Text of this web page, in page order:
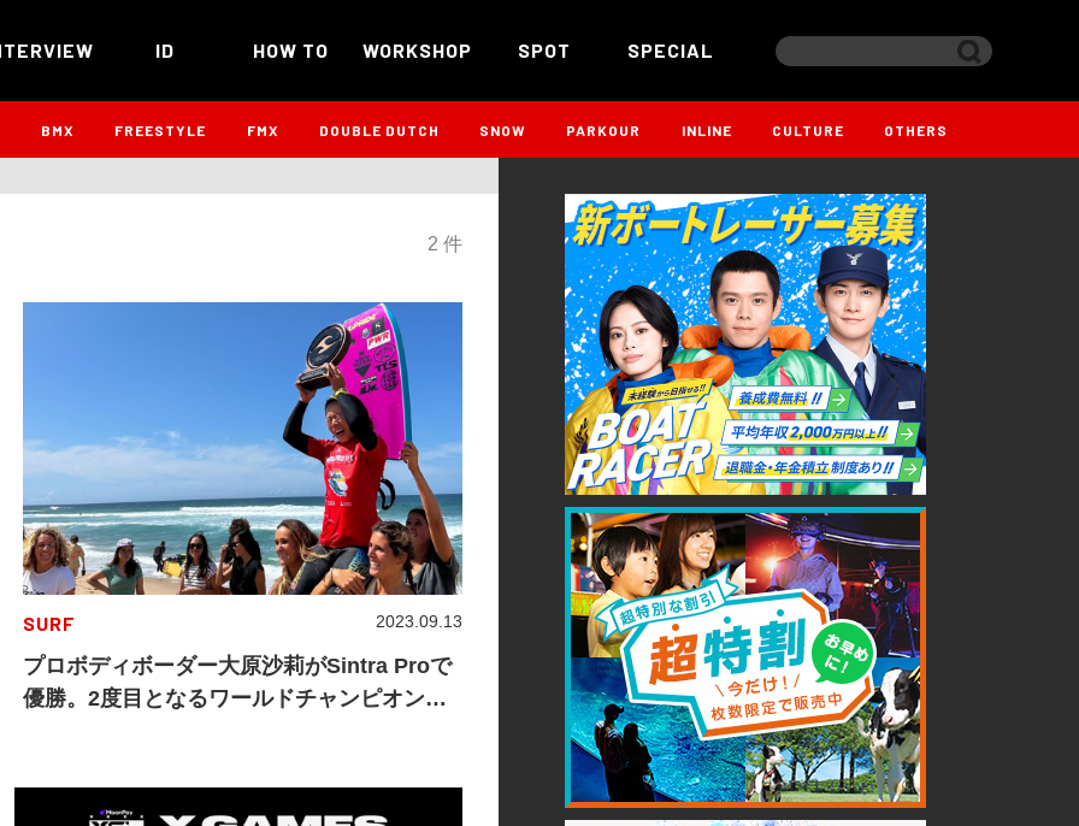
ID HOW TO WORKSHOP SPOT SPECIAL
BMX FREESTYLE FMX DOUBLE DUTCH SNOW PARKOUR INLINE CULTURE OTHERS
2 件
SURF
プロボディボーダー大原沙莉がSintra Proで
優勝。2度目となるワールドチャンピオン
2023.09.13